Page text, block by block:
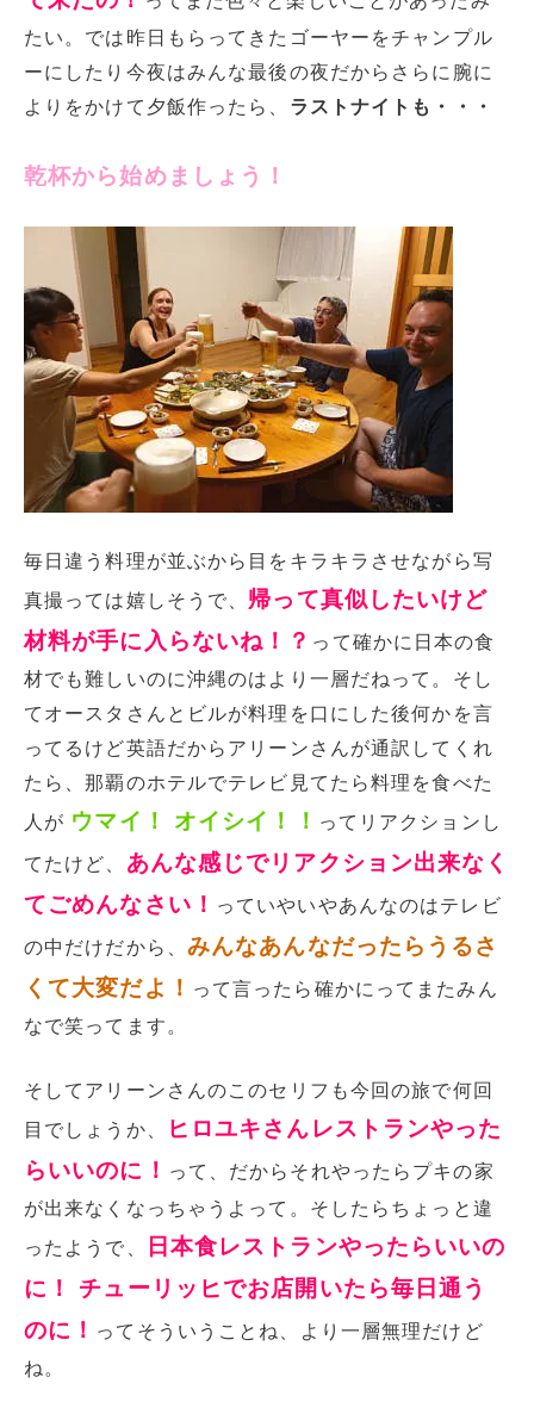
たい。では昨日もらってきたゴーヤーをチャンプル
ーにしたり今夜はみんな最後の夜だからさらに腕に
よりをかけて夕飯作ったら、 ラストナイトも・・・
乾杯から始めましょう！
毎日違う料理が並ぶから目をキラキラさせながら写
真撮っては嬉しそうで、 帰って真似したいけど
材料が手に入らないね！？ って確かに日本の食
材でも難しいのに沖縄のはより一層だねって。そし
てオースタさんとビルが料理を口にした後何かを言
ってるけど英語だからアリーンさんが通訳してくれ
たら、那覇のホテルでテレビ見てたら料理を食べた
人が ウマイ！ オイシイ！！ ってリアクションし
てたけど、 あんな感じでリアクション出来なく
てごめんなさい！ っていやいやあんなのはテレビ
の中だけだから、 みんなあんなだったらうるさ
くて大変だよ！ って言ったら確かにってまたみん
なで笑ってます。
そしてアリーンさんのこのセリフも今回の旅で何回
目でしょうか、
ヒロユキさんレストランやった
らいいのに！ って、だからそれやったらプキの家
が出来なくなっちゃうよって。そしたらちょっと違
ったようで、
日本食レストランやったらいいの
に！ チューリッヒでお店開いたら毎日通う
のに！ ってそういうことね、より一層無理だけど
ね。